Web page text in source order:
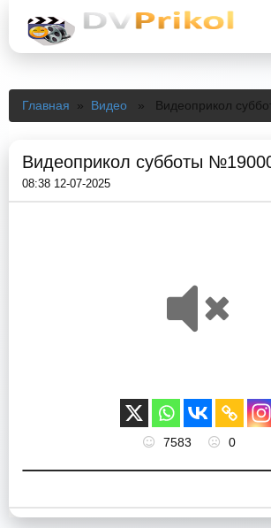
Главная » Видео » Видеоприкол
Видеоприкол субботы
08:38 12-07-2025
7583 0